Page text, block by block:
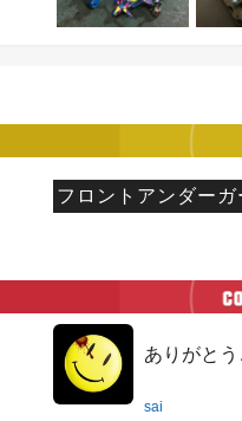
フロントアンダーガ
ありがと
sai